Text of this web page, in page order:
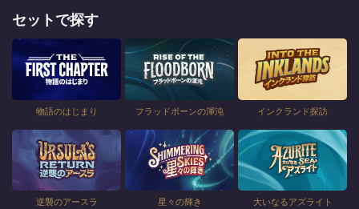
セットで探す
物語のはじまり フラッドボーンの渾沌 インクランド探訪
逆襲のアースラ 星々の輝き 大いなるアズライト